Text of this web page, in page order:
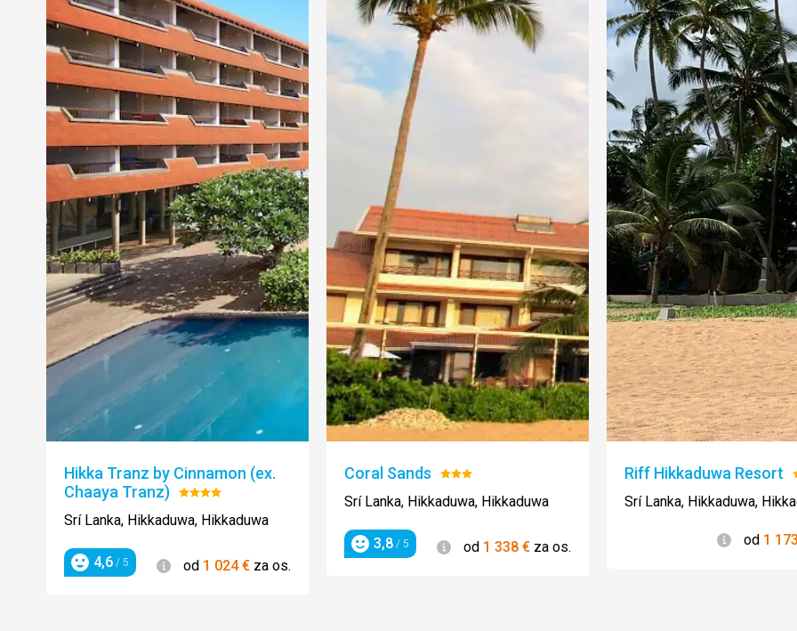
Hikka Tranz by Cinnamon (ex.
Chaaya Tranz) Hodnotenie:
4/5
Srí Lanka, Hikkaduwa, Hikkaduwa
Hodnotenie
4,6 / 5 Informácie
od 1 024€ za os.
Coral Sands Hodnotenie:
3/5
Srí Lanka, Hikkaduwa, Hikkaduwa
Hodnotenie
3,8 / 5 Informácie
od 1 338 € za os.
Riff Hikkaduwa Resort
Srí Lanka, Hikkaduwa,
Informácie
od 1 173